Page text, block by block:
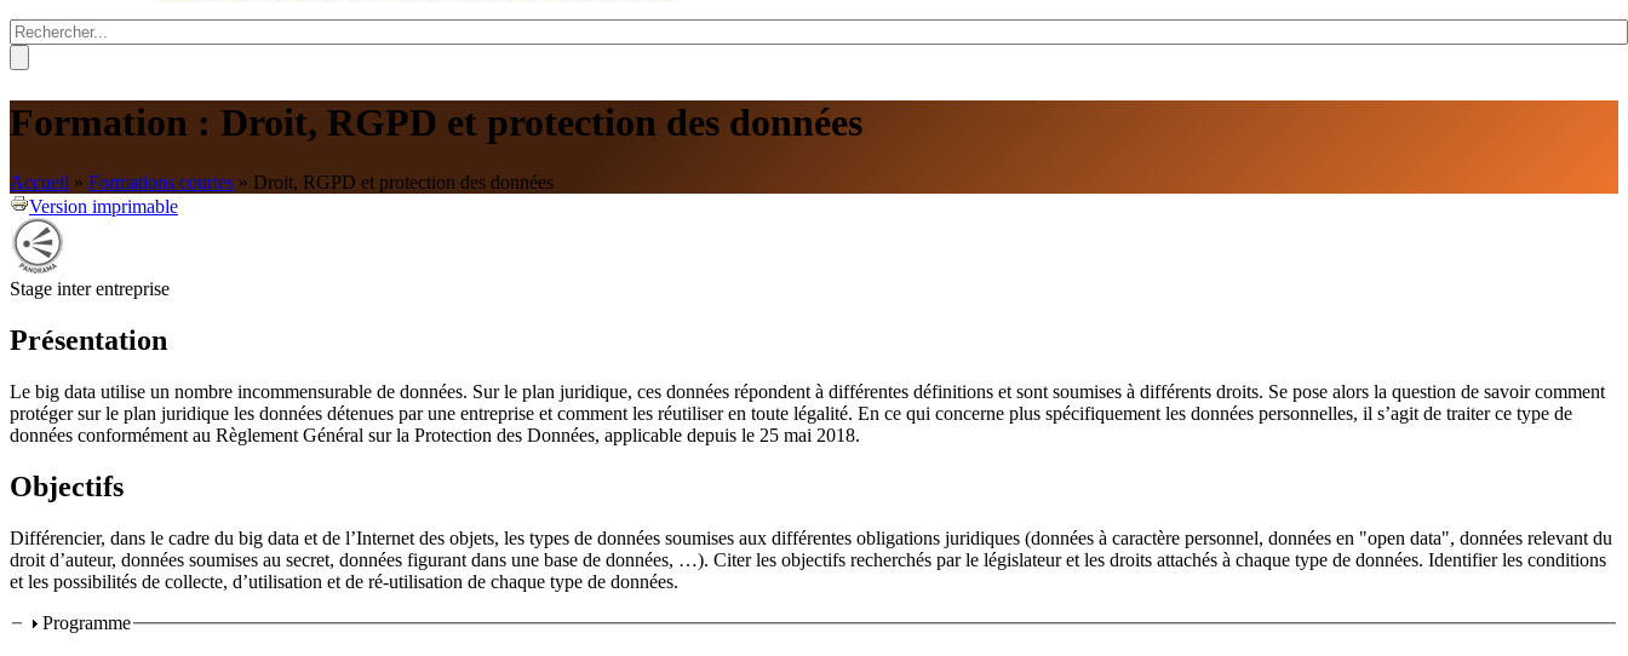
Formulaire de recherche
Rechercher
Formation : Droit, RGPD et protection des données
Accueil » Formations courtes » Droit, RGPD et protection des données
Version imprimable
Stage inter entreprise
Présentation
Le big data utilise un nombre incommensurable de données. Sur le plan juridique, ces données répondent à différentes définitions et sont soumises à différents droits. Se pose alors la question de savoir comment
protéger sur le plan juridique les données détenues par une entreprise et comment les réutiliser en toute légalité. En ce qui concerne plus spécifiquement les données personnelles, il s’agit de traiter ce type de
données conformément au Règlement Général sur la Protection des Données, applicable depuis le 25 mai 2018.
Objectifs
Différencier, dans le cadre du big data et de l’Internet des objets, les types de données soumises aux différentes obligations juridiques (données à caractère personnel, données en "open data", données relevant du
droit d’auteur, données soumises au secret, données figurant dans une base de données, …). Citer les objectifs recherchés par le législateur et les droits attachés à chaque type de données. Identifier les conditions
et les possibilités de collecte, d’utilisation et de ré-utilisation de chaque type de données.
Programme